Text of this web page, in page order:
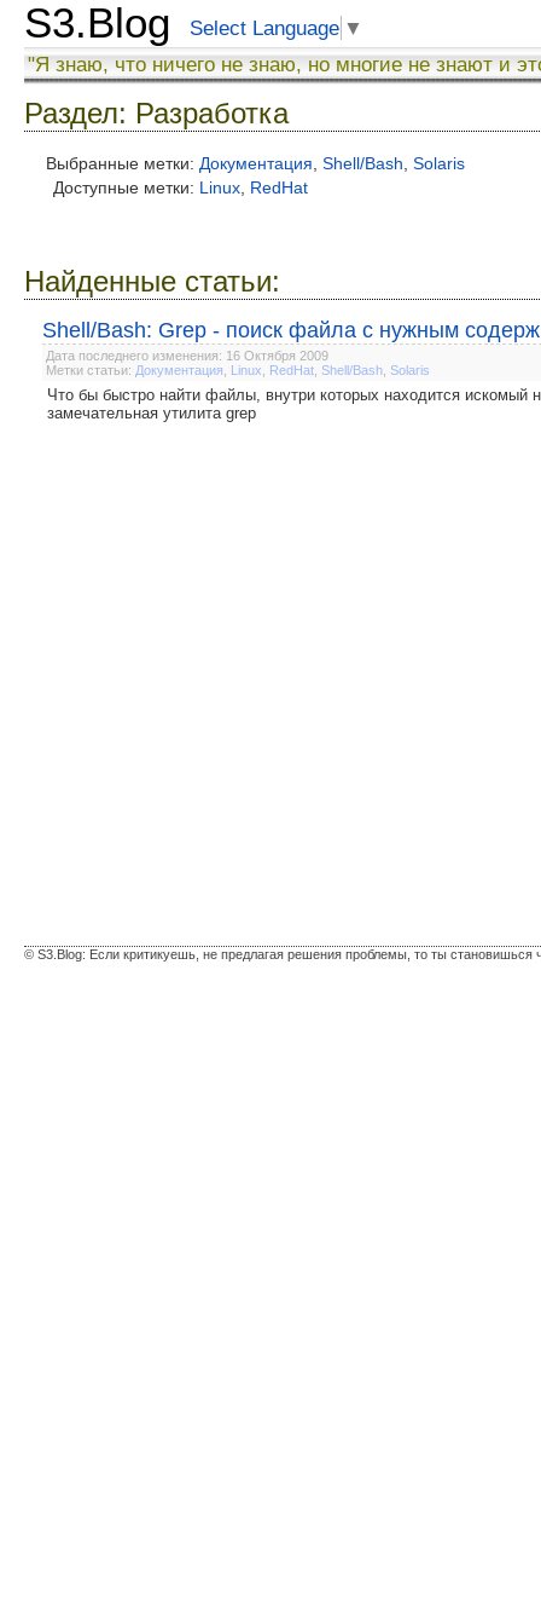
S3.Blog Select Language ▼
"Я знаю, что ничего не знаю, но многие не знают и
Раздел: Разработка
Выбранные метки: Документация Shell/Bash Solaris
Доступные метки: Linux RedHat
Найденные статьи:
Shell/Bash: Grep - поиск файла с нужным
Дата последнего изменения: 16 Октября 2009
Метки статьи: Документация Linux RedHat Shell/Bash Solaris
Что бы быстро найти файлы, внутри которых находится искомый
замечательная утилита grep
© S3.Blog: Если критикуешь, не предлагая решения проблемы, то ты становишься